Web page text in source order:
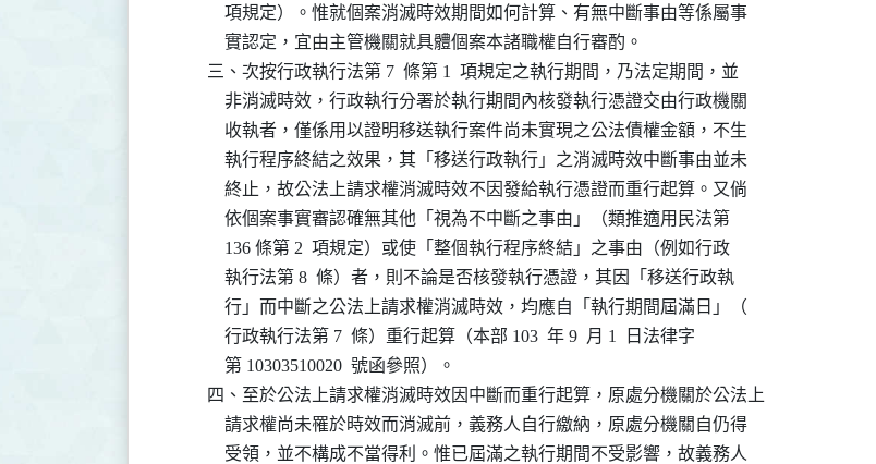
              項規定）。惟就個案消滅時效期間如何計算、有無中斷事由等係屬事
              實認定，宜由主管機關就具體個案本諸職權自行審酌。
          三、次按行政執行法第 7  條第 1  項規定之執行期間，乃法定期間，並
              非消滅時效，行政執行分署於執行期間內核發執行憑證交由行政機關
              收執者，僅係用以證明移送執行案件尚未實現之公法債權金額，不生
              執行程序終結之效果，其「移送行政執行」之消滅時效中斷事由並未
              終止，故公法上請求權消滅時效不因發給執行憑證而重行起算。又倘
              依個案事實審認確無其他「視為不中斷之事由」（類推適用民法第
              136 條第 2  項規定）或使「整個執行程序終結」之事由（例如行政
              執行法第 8  條）者，則不論是否核發執行憑證，其因「移送行政執
              行」而中斷之公法上請求權消滅時效，均應自「執行期間屆滿日」（
              行政執行法第 7  條）重行起算（本部 103  年 9  月 1  日法律字
              第 10303510020  號函參照）。
          四、至於公法上請求權消滅時效因中斷而重行起算，原處分機關於公法上
              請求權尚未罹於時效而消滅前，義務人自行繳納，原處分機關自仍得
              受領，並不構成不當得利。惟已屆滿之執行期間不受影響，故義務人